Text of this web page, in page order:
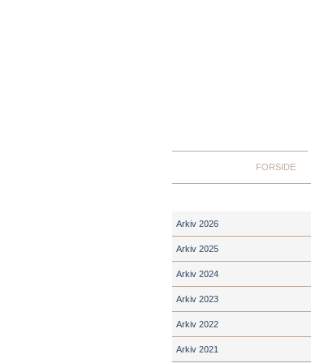
FORSIDE
Arkiv 2026
Arkiv 2025
Arkiv 2024
Arkiv 2023
Arkiv 2022
Arkiv 2021